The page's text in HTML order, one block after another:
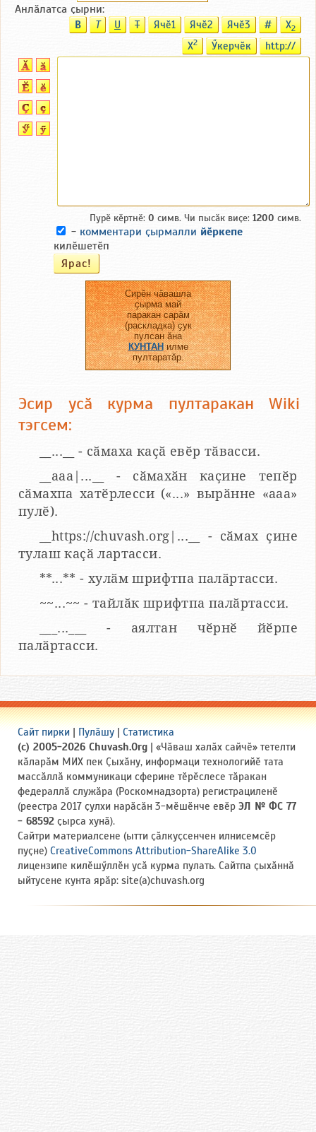
Анлӑлатса ҫырни:
B T U T Ячӗ1 Ячӗ2 Ячӗ3 # X2
X2 Ӳкерчӗк http://
Пурӗ кӗртнӗ: 0 симв. Чи пысӑк виҫе: 1200 симв.
- комментари ҫырмалли йӗркепе
килӗшетӗп
Сирӗн чӑвашла
ҫырма май
паракан сарӑм
(раскладка) ҫук
пулсан ӑна
КУНТАНилме
пултаратӑр.
Эсир усӑ курма пултаракан Wiki
тэгсем:
__...__ - сӑмаха каҫӑ евӗр тӑвасси.
__aaa|...__ - сӑмахӑн каҫине тепӗр
сӑмахпа хатӗрлесси («...» вырӑнне «ааа»
пулӗ).
__https://chuvash.org|...__ - сӑмах ҫине
тулаш каҫӑ лартасси.
**...** - хулӑм шрифтпа палӑртасси.
~~...~~ - тайлӑк шрифтпа палӑртасси.
___...___ - аялтан чӗрнӗ йӗрпе
палӑртасси.
Сайт пирки | Пулӑшу | Статистика
(c) 2005-2026 Chuvash.Org | «Чӑваш халӑх сайчӗ» тетелти
кӑларӑм МИХ пек Ҫыхӑну, информаци технологийӗ тата
массӑллӑ коммуникаци сферине тӗрӗслесе тӑракан
федераллӑ служӑра (Роскомнадзорта) регистрациленӗ
(реестра 2017 ҫулхи нарӑсӑн 3-мӗшӗнче евӗр ЭЛ № ФС 77
- 68592 ҫырса хунӑ).
Сайтри материалсене (ытти ҫӑлкуҫсенчен илнисемсӗр
пуҫне) CreativeCommons Attribution-ShareAlike 3.0
лицензипе килӗшӳллӗн усӑ курма пулать. Сайтпа ҫыхӑннӑ
ыйтусене кунта ярӑр: site(a)chuvash.org